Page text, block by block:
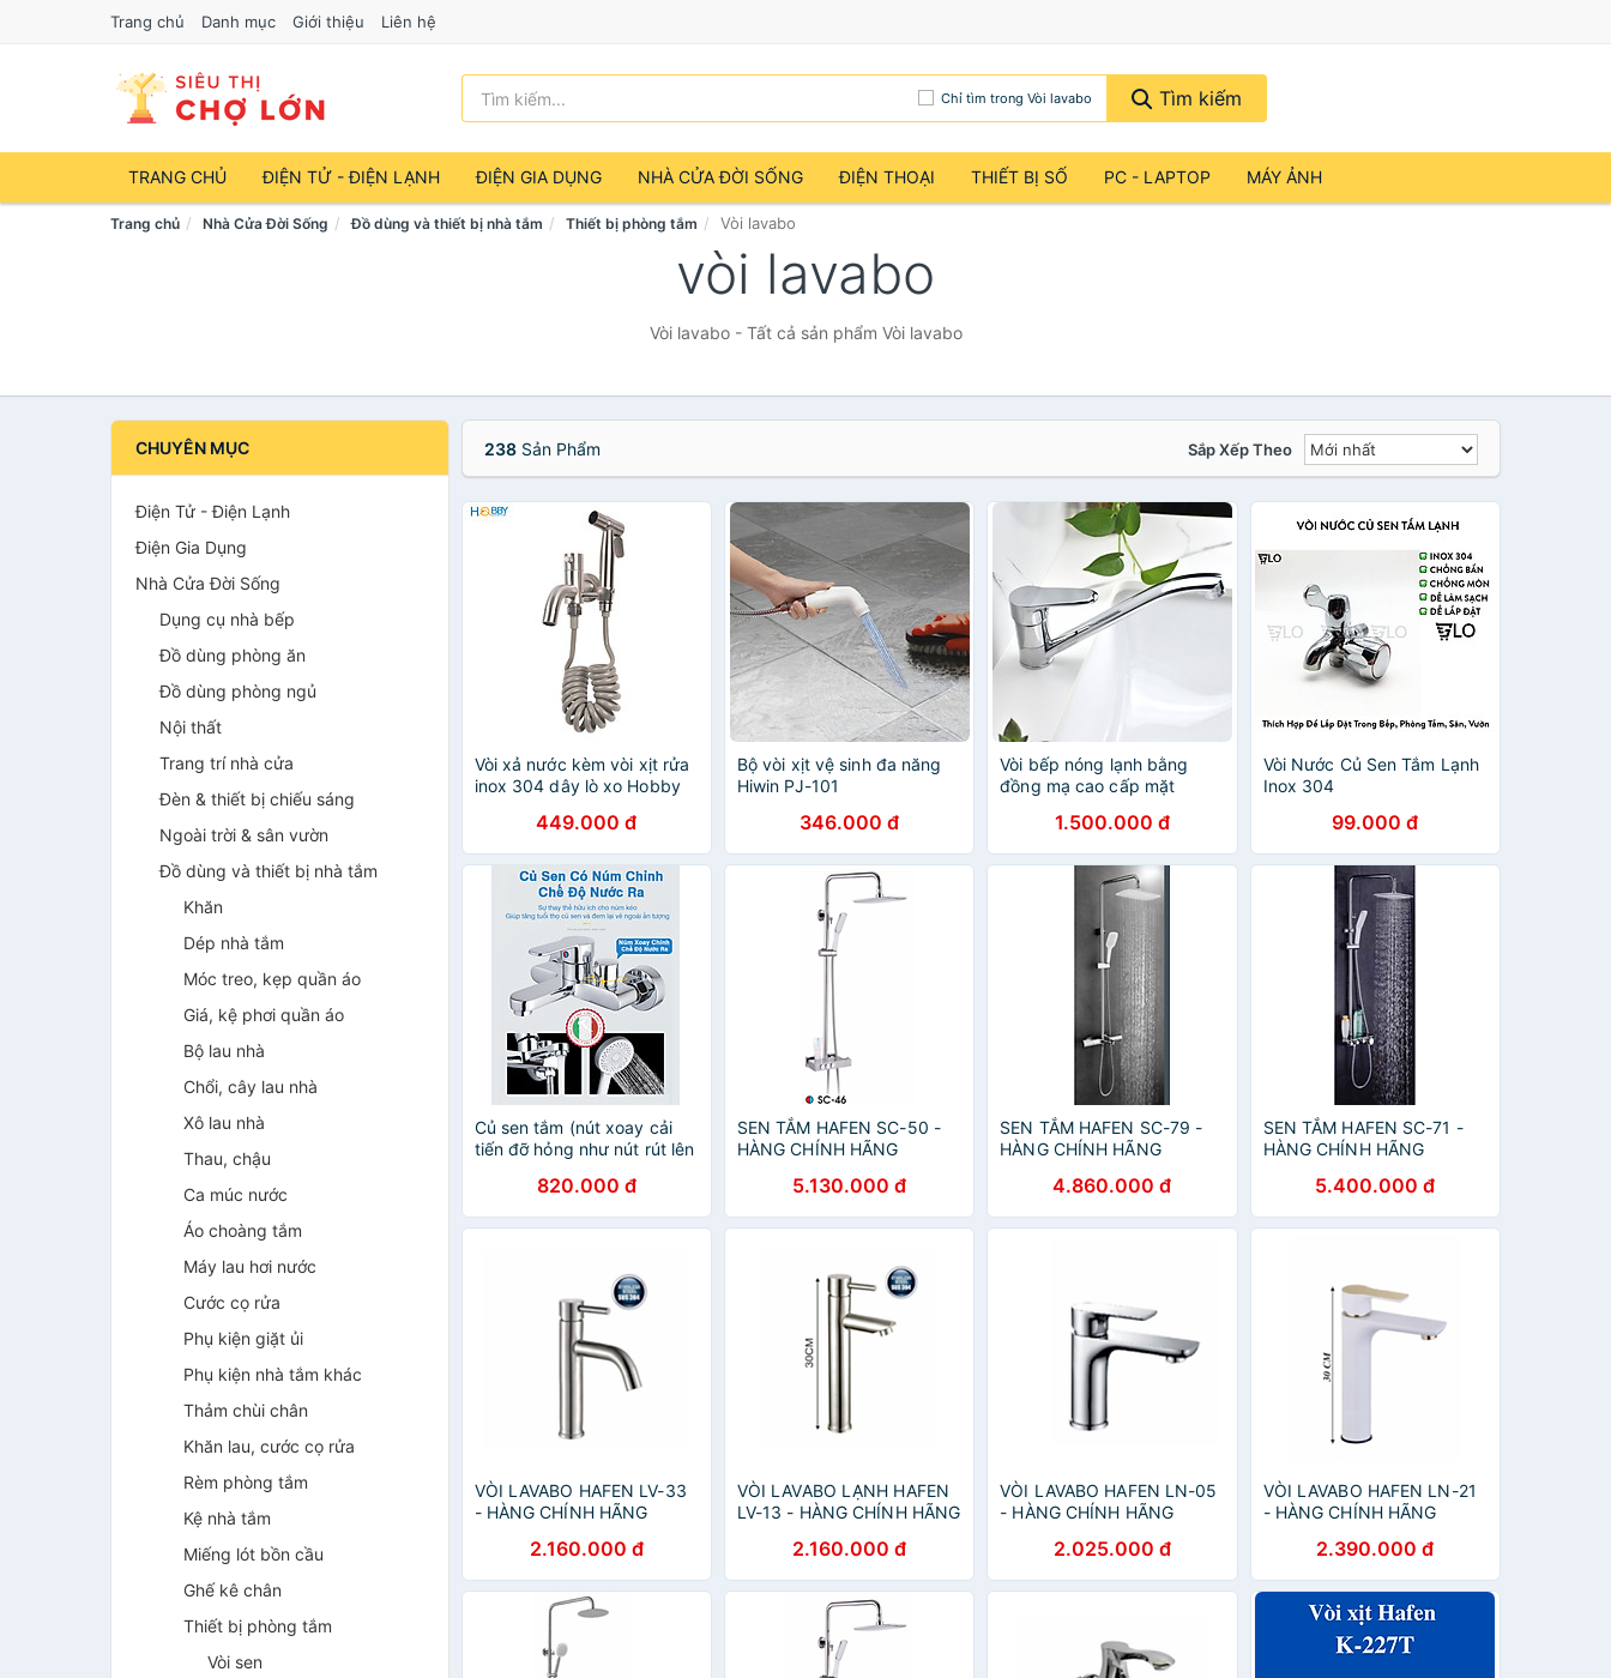
Trang chủ Danh mục Giới thiệu Liên hệ
Chỉ tìm trong Vòi lavabo Tìm kiếm
TRANG CHỦ ĐIỆN TỬ - ĐIỆN LẠNH ĐIỆN GIA DỤNG NHÀ CỬA ĐỜI SỐNG ĐIỆN THOẠI THIẾT BỊ SỐ PC - LAPTOP MÁY ẢNH
Trang chủ Nhà Cửa Đời Sống Đồ dùng và thiết bị nhà tắm Thiết bị phòng tắm Vòi lavabo
vòi lavabo
Vòi lavabo - Tất cả sản phẩm Vòi lavabo
CHUYÊN MỤC
Điện Tử - Điện Lạnh
Điện Gia Dụng
Nhà Cửa Đời Sống
Dụng cụ nhà bếp
Đồ dùng phòng ăn
Đồ dùng phòng ngủ
Nội thất
Trang trí nhà cửa
Đèn & thiết bị chiếu sáng
Ngoài trời & sân vườn
Đồ dùng và thiết bị nhà tắm
Khăn
Dép nhà tắm
Móc treo, kẹp quần áo
Giá, kệ phơi quần áo
Bộ lau nhà
Chổi, cây lau nhà
Xô lau nhà
Thau, chậu
Ca múc nước
Áo choàng tắm
Máy lau hơi nước
Cước cọ rửa
Phụ kiện giặt ủi
Phụ kiện nhà tắm khác
Thảm chùi chân
Khăn lau, cước cọ rửa
Rèm phòng tắm
Kệ nhà tắm
Miếng lót bồn cầu
Ghế kê chân
Thiết bị phòng tắm
Vòi sen
238Sản Phẩm Sắp Xếp Theo
Vòi xả nước kèm vòi xịt rửa
inox 304 dây lò xo Hobby
449.000 đ
Bộ vòi xịt vệ sinh đa năng
Hiwin PJ-101
346.000 đ
Vòi bếp nóng lạnh bằng
đồng mạ cao cấp mặt
1.500.000 đ
Vòi Nước Củ Sen Tắm Lạnh
Inox 304
99.000 đ
Củ sen tắm (nút xoay cải
tiến đỡ hỏng như nút rút lên
ITALIA-Hàng Nhập Khẩu
Chính Hãng
820.000 đ
SEN TẮM HAFEN SC-50 -
HÀNG CHÍNH HÃNG
5.130.000 đ
SEN TẮM HAFEN SC-79 -
HÀNG CHÍNH HÃNG
4.860.000 đ
SEN TẮM HAFEN SC-71 -
HÀNG CHÍNH HÃNG
5.400.000 đ
VÒI LAVABO HAFEN LV-33
- HÀNG CHÍNH HÃNG
2.160.000 đ
VÒI LAVABO LẠNH HAFEN
LV-13 - HÀNG CHÍNH HÃNG
2.160.000 đ
VÒI LAVABO HAFEN LN-05
- HÀNG CHÍNH HÃNG
2.025.000 đ
VÒI LAVABO HAFEN LN-21
- HÀNG CHÍNH HÃNG
2.390.000 đ